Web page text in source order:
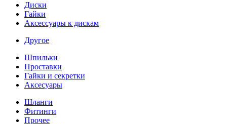
Диски
Гайки
Аксессуары к дискам
Другое
Шпильки
Проставки
Гайки и секретки
Аксесуары
Шланги
Фитинги
Прочее